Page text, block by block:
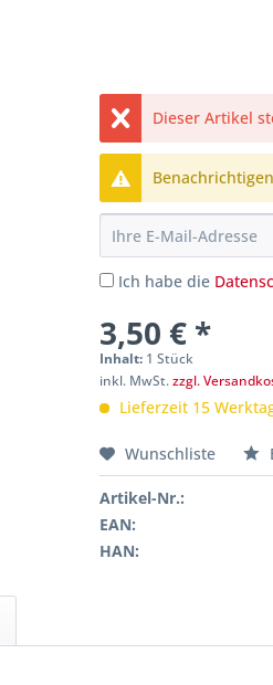
Dieser Artikel
Ich habe die
3,50 € *
Inhalt: 1 Stück
inkl. MwSt.zzgl.
Lieferzeit 15
Wunschliste
Artikel-Nr.:
EAN:
HAN: